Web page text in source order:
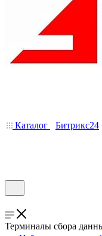
Каталог Битрикс24
Терминалы сбора